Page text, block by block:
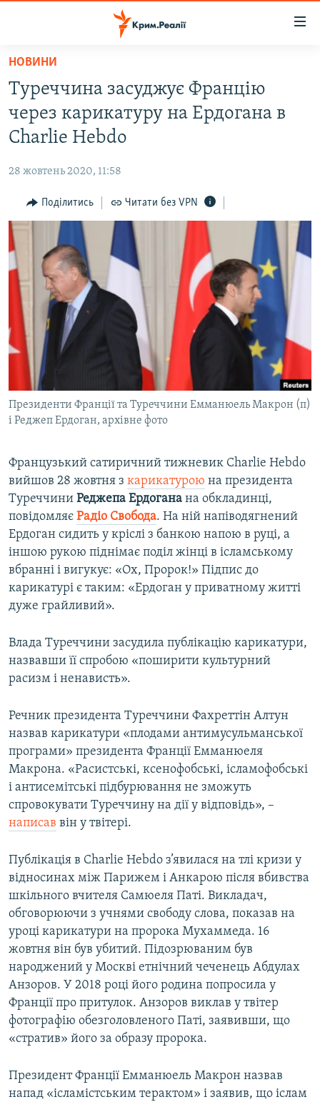
Перейти
основного
матеріалу
Перейти
до
основної
Перейти
до
пошуку
ВОДА.КРИМ
ВІДЕО ТА ФОТО
БЛОГИ
ПОГЛЯД
ІНТЕРВ'Ю
ВСЕ ЗА ДЕНЬ
СПЕЦПРОЕКТИ
ДЕПОРТАЦІЯ
ВІДЕОУРОКИ «ELIFBE»
СВІДЧЕННЯ ОКУПАЦІЇ
УКРАЇНСЬКА ПРОБЛЕМА КРИМУ
ІНФОГРАФІКА
ЯК ОБІЙТИ БЛОКУВАННЯ
Русский
Qırımtatar
ДОЛУЧАЙСЯ!
Усі сайти RFE/RL
НОВИНИ
Туреччина засуджує Францію
через карикатуру на Ердогана в
Charlie Hebdo
28 жовтень 2020, 11:58
Поділитись Читати без VPN
Президенти Франції та Туреччини Емманюель Макрон (п)
і Реджеп Ердоган, архівне фото
Французький сатиричний тижневик Charlie Hebdo
вийшов 28 жовтня з карикатурою на президента
Туреччини Реджепа Ердогана на обкладинці,
повідомляє Радіо Свобода. На ній напіводягнений
Ердоган сидить у кріслі з банкою напою в руці, а
іншою рукою піднімає поділ жінці в ісламському
вбранні і вигукує: «Ох, Пророк!» Підпис до
карикатурі є таким: «Ердоган у приватному житті
дуже грайливий».
Влада Туреччини засудила публікацію карикатури,
назвавши її спробою «поширити культурний
расизм і ненависть».
Речник президента Туреччини Фахреттін Алтун
назвав карикатури «плодами антимусульманської
програми» президента Франції Емманюеля
Макрона. «Расистські, ксенофобські, ісламофобські
і антисемітські підбурювання не зможуть
спровокувати Туреччину на дії у відповідь», –
написав він у твітері.
Публікація в Charlie Hebdo з’явилася на тлі кризи у
відносинах між Парижем і Анкарою після вбивства
шкільного вчителя Самюеля Паті. Викладач,
обговорюючи з учнями свободу слова, показав на
уроці карикатури на пророка Мухаммеда. 16
жовтня він був убитий. Підозрюваним був
народжений у Москві етнічний чеченець Абдулах
Анзоров. У 2018 році його родина попросила у
Франції про притулок. Анзоров виклав у твітер
фотографію обезголовленого Паті, заявивши, що
«стратив» його за образу пророка.
Президент Франції Емманюель Макрон назвав
напад «ісламістським терактом» і заявив, що іслам